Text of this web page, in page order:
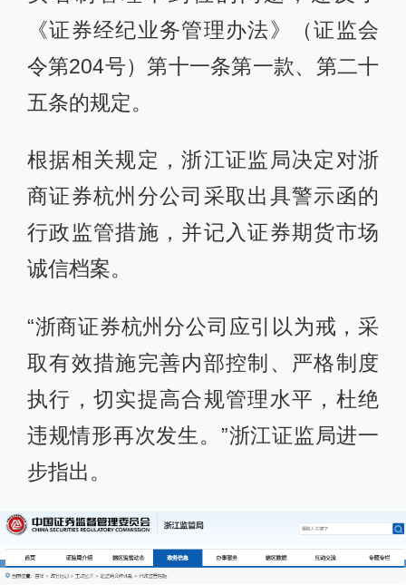
《证券经纪业务管理办法》（证监会
令第204号）第十一条第一款、第二十
五条的规定。
根据相关规定，浙江证监局决定对浙
商证券杭州分公司采取出具警示函的
行政监管措施，并记入证券期货市场
诚信档案。
“浙商证券杭州分公司应引以为戒，采
取有效措施完善内部控制、严格制度
执行，切实提高合规管理水平，杜绝
违规情形再次发生。”浙江证监局进一
步指出。